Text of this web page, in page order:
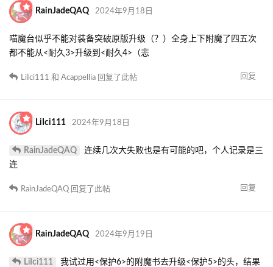
RainJadeQAQ 2024年9月18日
喵魔台似乎不能对装备突破原版升级（？）全身上下附魔了四五次
都不能从<耐久3>升级到<耐久4>（悲
回复
LiIci111 和 Acappellia 回复了此帖
LiIci111 2024年9月18日
RainJadeQAQ
连续几次大失败也是有可能的吧，个人记录是三
连
回复
RainJadeQAQ 回复了此帖
RainJadeQAQ 2024年9月19日
LiIci111
我试过用<保护6>的附魔书去升级<保护5>的头，结果